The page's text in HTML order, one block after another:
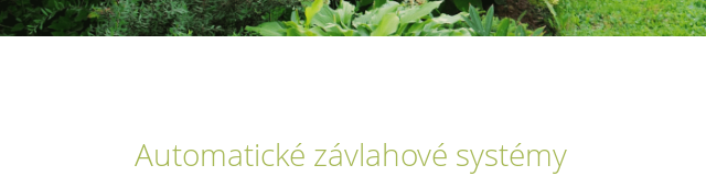
Automatické závlahové systémy